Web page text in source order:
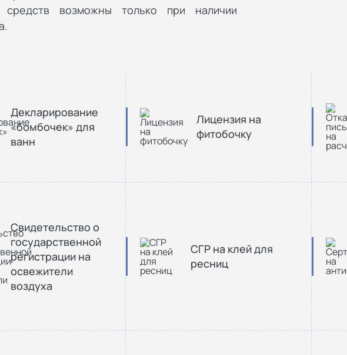
средств возможны только при наличии
Декларирование
«бомбочек» для
ванн
Лицензия на
фитобочку
Свидетельство о
государственной
регистрации на
освежители
воздуха
СГР на клей для
ресниц